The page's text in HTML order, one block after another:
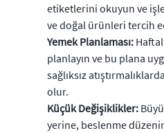
etiketlerini okuyun ve
ve doğal ürünleri tercih
Yemek Planlaması:
planlayın ve bu plana
sağlıksız
olur.
Küçük Değişiklikler:
yerine, beslenme